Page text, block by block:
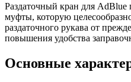
Раздаточный кран для AdBlue
муфты, которую
раздаточного рукава от
повышения удобства
Основные